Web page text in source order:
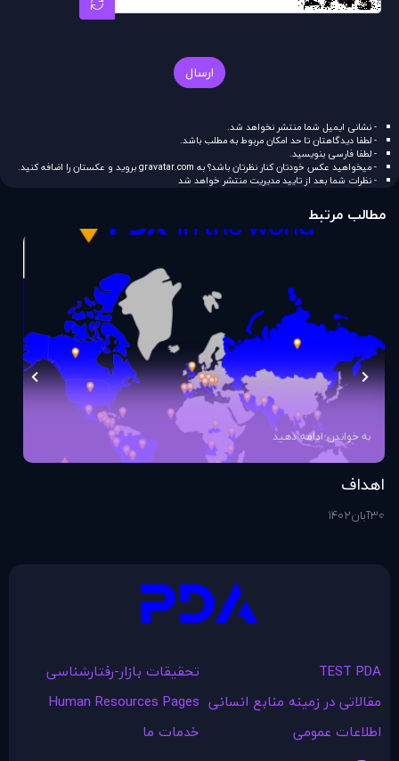
ارسال
- نشانی ایمیل شما منتشر نخواهد شد.
- لطفا دیدگاهتان تا حد امکان مربوط به مطلب باشد.
- لطفا فارسی بنویسید.
- میخواهید عکس خودتان کنار نظرتان باشد؟ به gravatar.comبروید و عکستان را اضافه کنید.
- نظرات شما بعد از تایید مدیریت منتشر خواهد شد
مطالب مرتبط
به خواندن ادامه دهید
اهداف
30آبان1402
TEST PDA
تحقیقات بازار-رفتارشناسی
مقالاتی در زمينه منابع انسانی Human Resources Pages
اطلاعات عمومی
خدمات ما